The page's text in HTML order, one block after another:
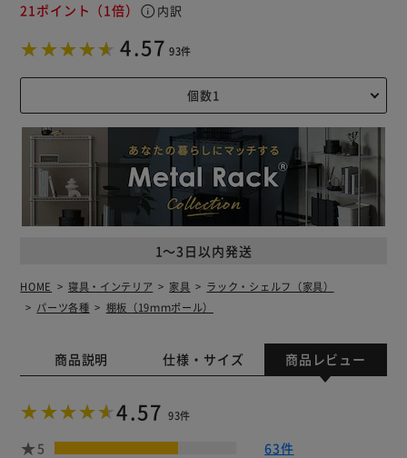
21ポイント （1倍） info 内訳
4.57 93件
1～3日以内発送
HOME 寝具・インテリア 家具
ラック・シェルフ（家具）
パーツ各種
棚板（19ｍｍポール）
商品説明 仕様・サイズ 商品レビュー
4.57 93件
5
63件